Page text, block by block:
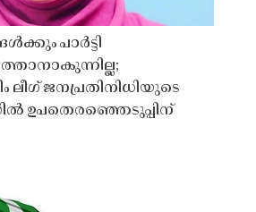
പാർട്ടി
ലീഗ് ജനപ്രതിനിധിയുടെ
ഉപതെരഞ്ഞെടുപ്പിന്